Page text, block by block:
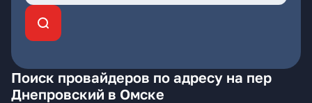
Поиск провайдеров по адресу на пер
Днепровский в Омске